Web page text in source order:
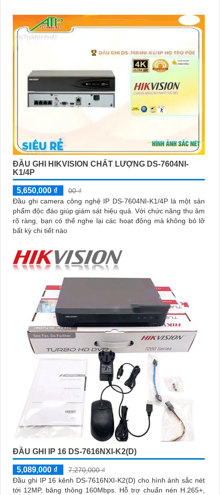
ĐẦU GHI HIKVISION CHẤT LƯỢNG DS-7604NI-
K1/4P
5,650,000 ₫
00 ₫
Đầu ghi camera công nghệ IP DS-7604NI-K1/4P là một sản
phẩm độc đáo giúp giám sát hiệu quả. Với chức năng thu âm
rõ ràng, bạn có thể nghe lại các hoạt động mà không bỏ lỡ
bất kỳ chi tiết nào
ĐẦU GHI IP 16 DS-7616NXI-K2(D)
5,089,000 ₫
7,270,000 ₫
Đầu ghi IP 16 kênh DS-7616NXI-K2(D) cho hình ảnh sắc nét
tới 12MP, băng thông 160Mbps. Hỗ trợ chuẩn nén H.265+,